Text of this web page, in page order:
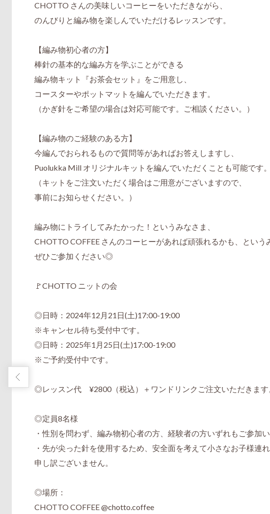
CHOTTO さんの美味しいコーヒーをいただきながら、
のんびりと編み物を楽しんでいただけるレッスンです。
【編み物初心者の方】
棒針の基本的な編み方を学ぶことができる
編み物キット『お茶会セット』をご用意し、
コースターやポットマットを編んでいただきます。
（かぎ針をご希望の場合は対応可能です。ご相談ください。）
【編み物のご経験のある方】
今編んでおられるもので質問等があればお答えしますし、
Puolukka Mill オリジナルキットを編んでいただくことも可能です。
（キットをご注文いただく場合はご用意がございますので、
事前にお知らせください。）
編み物にトライしてみたかった！というみなさま、
CHOTTO COFFEE さんのコーヒーがあれば頑張れるかも、という
ぜひご参加ください◎
🚩CHOTTO ニットの会
◎日時：2024年12月21日(土)17:00-19:00
※キャンセル待ち受付中です。
◎日時：2025年1月25日(土)17:00-19:00
※ご予約受付中です。
◎レッスン代 ¥2800（税込）＋ワンドリンクご注文いただきます
◎定員8名様
・性別を問わず、編み物初心者の方、経験者の方いずれもご参加い
・先が尖った針を使用するため、安全面を考えて小さなお子様連
申し訳ございません。
◎場所：
CHOTTO COFFEE @chotto.coffee